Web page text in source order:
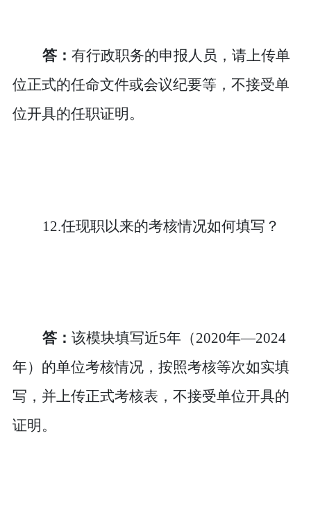
答： 有行政职务的申报人员，请上传单
位正式的任命文件或会议纪要等，不接受单
位开具的任职证明。
12.任现职以来的考核情况如何填写？
答： 该模块填写近5年（2020年—2024
年）的单位考核情况，按照考核等次如实填
写，并上传正式考核表，不接受单位开具的
证明。